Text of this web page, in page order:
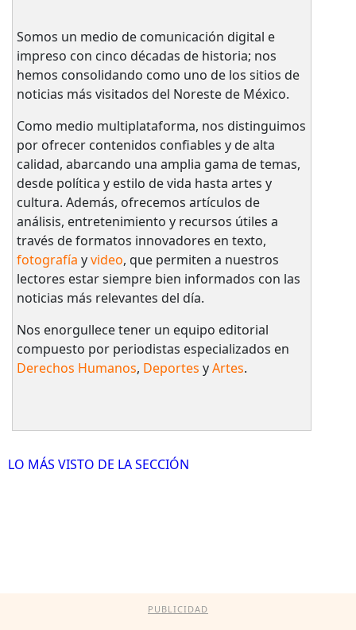
Somos un medio de comunicación digital e
impreso con cinco décadas de historia; nos
hemos consolidando como uno de los sitios de
noticias más visitados del Noreste de México.
Como medio multiplataforma, nos distinguimos
por ofrecer contenidos confiables y de alta
calidad, abarcando una amplia gama de temas,
desde política y estilo de vida hasta artes y
cultura. Además, ofrecemos artículos de
análisis, entretenimiento y recursos útiles a
través de formatos innovadores en texto,
fotografía yvideo, que permiten a nuestros
lectores estar siempre bien informados con las
noticias más relevantes del día.
Nos enorgullece tener un equipo editorial
compuesto por periodistas especializados en
Derechos Humanos, Deportes yArtes.
LO MÁS VISTO DE LA SECCIÓN
PUBLICIDAD